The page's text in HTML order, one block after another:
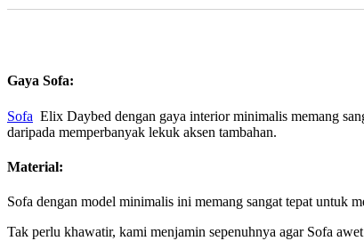
Gaya Sofa:
Sofa Elix Daybed dengan gaya interior minimalis memang
daripada memperbanyak lekuk aksen tambahan.
Material:
Sofa dengan model minimalis ini memang sangat tepat untuk
Tak perlu khawatir, kami menjamin sepenuhnya agar Sofa